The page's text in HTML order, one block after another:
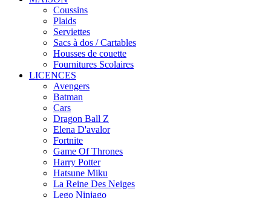
Coussins
Plaids
Serviettes
Sacs à dos / Cartables
Housses de couette
Fournitures Scolaires
LICENCES
Avengers
Batman
Cars
Dragon Ball Z
Elena D'avalor
Fortnite
Game Of Thrones
Harry Potter
Hatsune Miku
La Reine Des Neiges
Lego Ninjago